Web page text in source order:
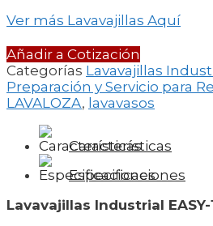
Ver más Lavavajillas Aquí
Añadir a Cotización
Categorías Lavavajillas
Preparación y Servicio para
LAVALOZA, lavavasos
Características
Especificaciones
Lavavajillas Industrial